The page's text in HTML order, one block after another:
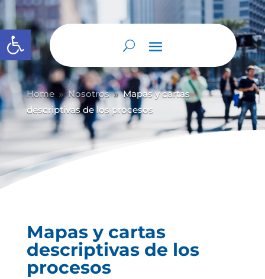
Abrir barra de herramientas
Home 9 Nosotros 9 Mapas y cartas
descriptivas de los procesos
Mapas y cartas
descriptivas de los
procesos